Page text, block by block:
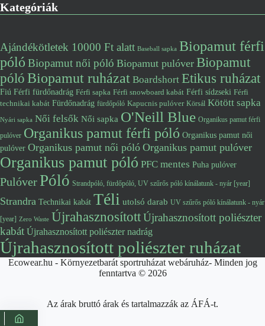
Kategóriák
Ajándékötletek 10000 Ft alatt Baseball sapka Biopamut férfi
póló Biopamut női póló Biopamut pulóver Biopamut
pólóBiopamut ruházat Boardshort Etikus ruházat
Fiú Férfi fürdőnadrág Férfi sapka Férfi snowboard kabát Férfi sídzseki Férfi
technikai kabát Fürdőnadrág fürdőpóló Kapucnis pulóver Körsál Kötött sapka
Nyári sapka Női felsők Női sapka O'Neill Blue Organikus pamut férfi
pulóver Organikus pamut férfi póló Organikus pamut női
pulóver Organikus pamut női póló Organikus pamut pulóver
Organikus pamut póló PFC mentes Puha pulóver
PulóverPóló Strandpóló, fürdőpóló, UV szűrős póló kínálatunk - nyár [year]
Strandra Technikai kabát Téli utolsó darab UV szűrős póló kínálatunk - nyár
[year] Zero Waste ÚjrahasznosítottÚjrahasznosított poliészter
kabát Újrahasznosított poliészter nadrág
Újrahasznosított poliészter ruházat
Ecowear.hu - Környezetbarát sportruházat webáruház- Minden jog
fenntartva © 2026
Az árak bruttó árak és tartalmazzák az ÁFÁ-t.